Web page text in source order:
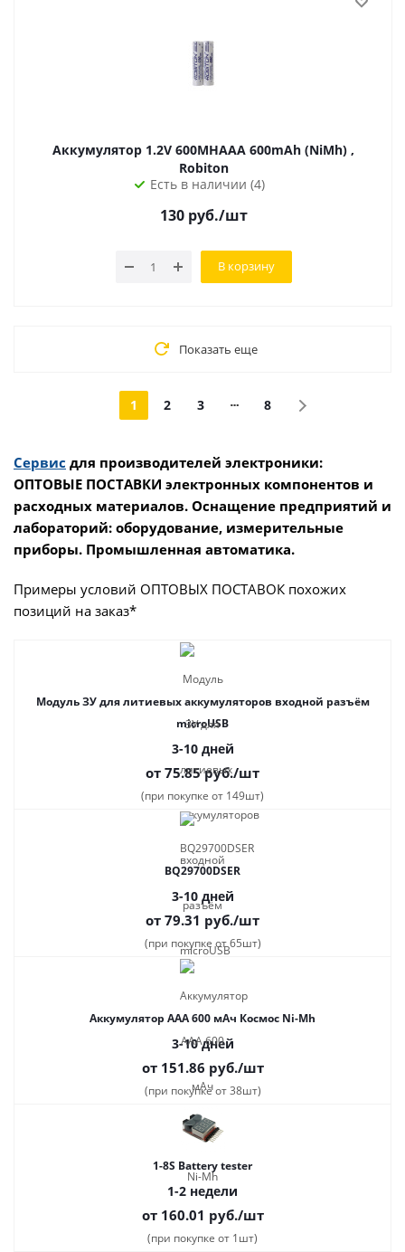
Аккумулятор 1.2V 600MHAAA 600mAh (NiMh) ,
Robiton
Есть в наличии (4)
130руб./шт
В корзину
Показать еще
1 2 3 8
Сервис для производителей электроники:
ОПТОВЫЕ ПОСТАВКИ электронных компонентов и
расходных материалов. Оснащение предприятий и
лабораторий: оборудование, измерительные
приборы. Промышленная автоматика.
Примеры условий ОПТОВЫХ ПОСТАВОК похожих
позиций на заказ*
Модуль ЗУ для литиевых аккумуляторов входной разъём
microUSB
3-10 дней
от 75.85 руб./шт
(при покупке от 149шт)
BQ29700DSER
3-10 дней
от 79.31 руб./шт
(при покупке от 65шт)
Аккумулятор ААА 600 мАч Космос Ni-Mh
3-10 дней
от 151.86 руб./шт
(при покупке от 38шт)
1-8S Battery tester
1-2 недели
от 160.01 руб./шт
(при покупке от 1шт)